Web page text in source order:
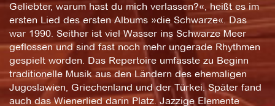
Geliebter, warum hast du mich verlassen?«, heißt es im
ersten Lied des ersten Albums »die Schwarze«. Das
war 1990. Seither ist viel Wasser ins Schwarze Meer
geflossen und sind fast noch mehr ungerade Rhythmen
gespielt worden. Das Repertoire umfasste zu Beginn
traditionelle Musik aus den Ländern des ehemaligen
Jugoslawien, Griechenland und der Türkei. Später fand
auch das Wienerlied darin Platz. Jazzige Elemente